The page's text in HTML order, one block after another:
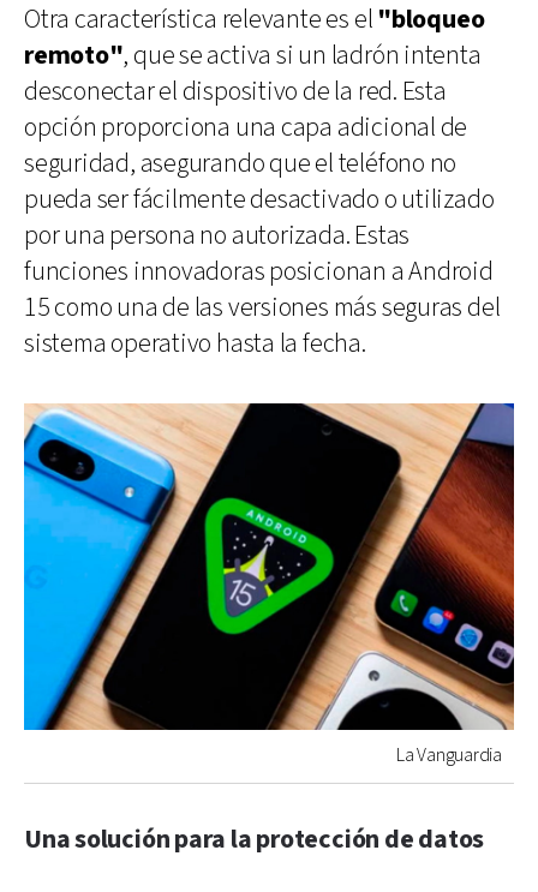
Otra característica relevante es el "bloqueo
remoto", que se activa si un ladrón intenta
desconectar el dispositivo de la red. Esta
opción proporciona una capa adicional de
seguridad, asegurando que el teléfono no
pueda ser fácilmente desactivado o utilizado
por una persona no autorizada. Estas
funciones innovadoras posicionan a Android
15 como una de las versiones más seguras del
sistema operativo hasta la fecha.
La Vanguardia
Una solución para la protección de datos